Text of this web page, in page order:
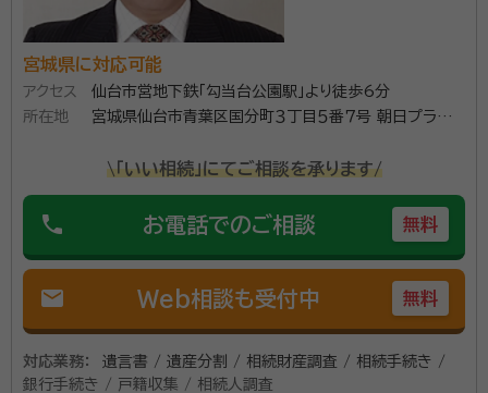
宮城県に対応可能
アクセス
仙台市営地下鉄「勾当台公園駅」より徒歩6分
所在地
宮城県仙台市青葉区国分町３丁目５番７号 朝日プラザ
\「いい相続」にてご相談を承ります/
phone お電話でのご相談 無料
mail Web相談も受付中 無料
対応業務：
遺言書 / 遺産分割 / 相続財産調査 / 相続手続き /
銀行手続き / 戸籍収集 / 相続人調査